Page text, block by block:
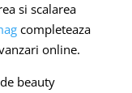
si scalarea
completeaza
online.
beauty